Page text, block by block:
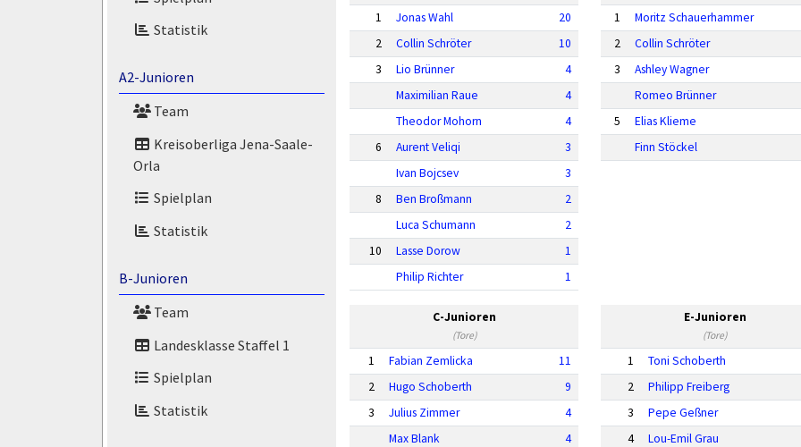
Statistik
A2-Junioren
Team
Kreisoberliga Jena-Saale-
Orla
Spielplan
Statistik
B-Junioren
Team
Landesklasse Staffel 1
Spielplan
Statistik
1 Jonas Wahl
20
2
Collin Schröter
10
3
Lio Brünner
4
Maximilian Raue
4
Theodor Mohorn
4
6
Aurent Veliqi
3
Ivan Bojcsev
3
8
Ben Broßmann
2
Luca Schumann
2
10
Lasse Dorow
1
Philip Richter
1
1 Moritz Schauerhammer
2
Collin Schröter
3
Ashley Wagner
Romeo Brünner
5
Elias Klieme
Finn Stöckel
C-Junioren
(Tore)
1 Fabian Zemlicka
11
2
Hugo Schoberth
9
3
Julius Zimmer
4
Max Blank
4
E-Junioren
(Tore)
1 Toni Schoberth
2
Philipp Freiberg
3
Pepe Geßner
4
Lou-Emil Grau